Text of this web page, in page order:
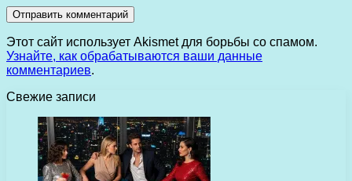
Этот сайт использует Akismet для борьбы со спамом.
Узнайте, как обрабатываются ваши данные
комментариев.
Свежие записи